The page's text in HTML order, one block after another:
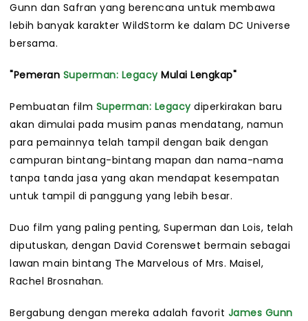
Gunn dan Safran yang berencana untuk membawa
lebih banyak karakter WildStorm ke dalam DC Universe
bersama.
"Pemeran Superman: LegacyMulai Lengkap"
Pembuatan film Superman: Legacydiperkirakan baru
akan dimulai pada musim panas mendatang, namun
para pemainnya telah tampil dengan baik dengan
campuran bintang-bintang mapan dan nama-nama
tanpa tanda jasa yang akan mendapat kesempatan
untuk tampil di panggung yang lebih besar.
Duo film yang paling penting, Superman dan Lois, telah
diputuskan, dengan David Corenswet bermain sebagai
lawan main bintang The Marvelous of Mrs. Maisel,
Rachel Brosnahan.
Bergabung dengan mereka adalah favorit James Gunn